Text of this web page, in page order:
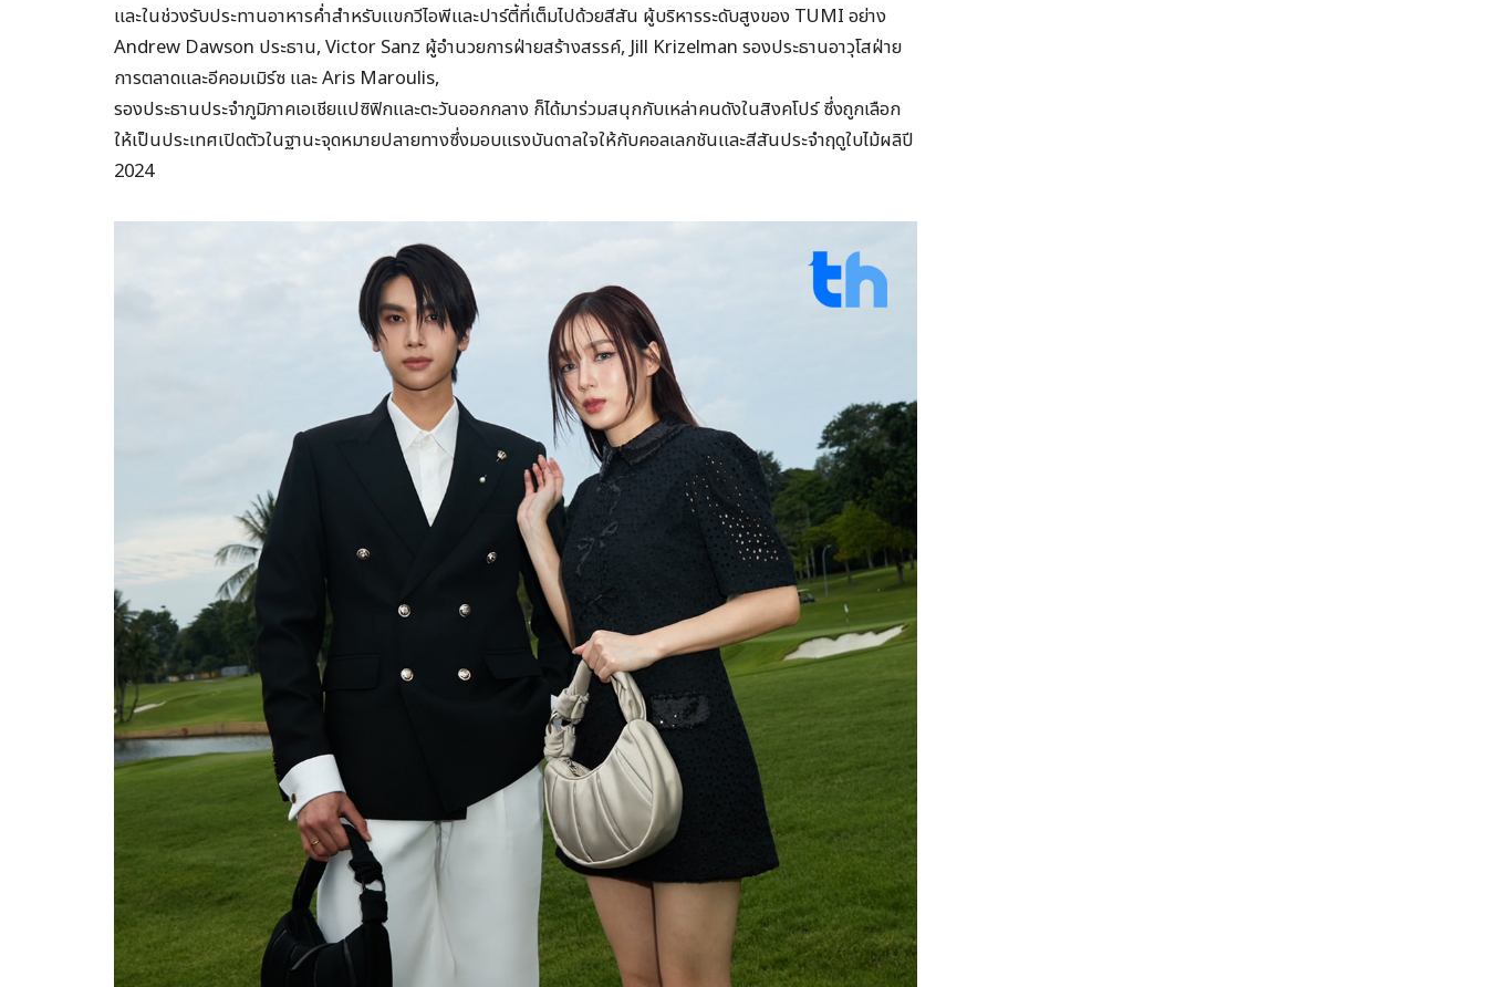
และในช่วงรับประทานอาหารค่ำสำหรับแขกวีไอพีและปาร์ตี้ที่เต็มไปด้วยสีสัน ผู้บริหารระดับสูงของ TUMI อย่าง
Andrew Dawson ประธาน, Victor Sanz ผู้อำนวยการฝ่ายสร้างสรรค์, Jill Krizelman รองประธานอาวุโสฝ่าย
การตลาดและอีคอมเมิร์ซ และ Aris Maroulis,
รองประธานประจำภูมิภาคเอเชียแปซิฟิกและตะวันออกกลาง ก็ได้มาร่วมสนุกกับเหล่าคนดังในสิงคโปร์ ซึ่งถูกเลือก
ให้เป็นประเทศเปิดตัวในฐานะจุดหมายปลายทางซึ่งมอบแรงบันดาลใจให้กับคอลเลกชันและสีสันประจำฤดูใบไม้ผลิปี
2024